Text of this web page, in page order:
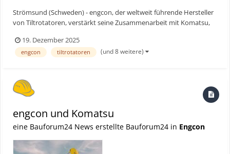
Strömsund (Schweden) - engcon, der weltweit führende Hersteller
von Tiltrotatoren, verstärkt seine Zusammenarbeit mit Komatsu,
Partnerschaft konzentriert sich auf die Vereinfachung der
Installation und die Senkung der Gesamtkosten für Endn...
19. Dezember 2025
engcon tiltrotatoren (und 8 weitere)
engcon und Komatsu
eine Bauforum24 News erstellte Bauforum24 in Engcon